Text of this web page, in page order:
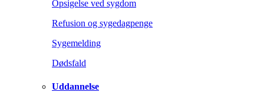
Opsigelse ved sygdom
Refusion og sygedagpenge
Sygemelding
Dødsfald
Uddannelse